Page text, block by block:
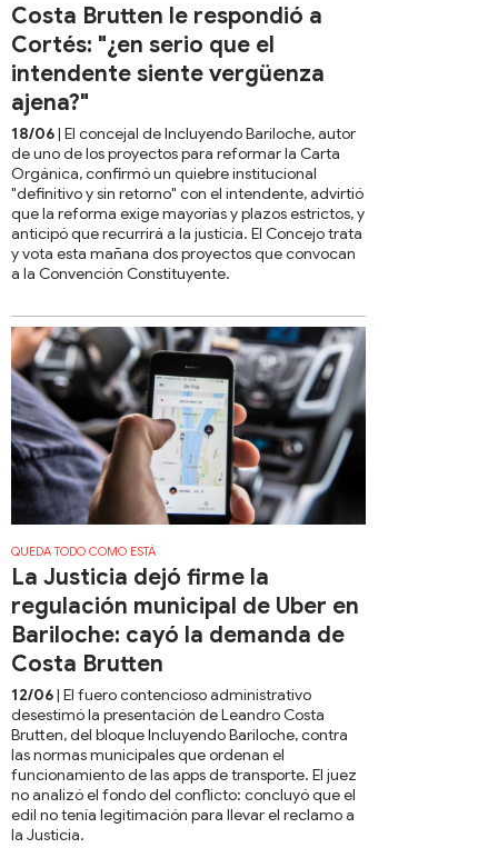
Costa Brutten le respondió a
Cortés: "¿en serio que el
intendente siente vergüenza
ajena?"
18/06| El concejal de Incluyendo Bariloche, autor
de uno de los proyectos para reformar la Carta
Orgánica, confirmó un quiebre institucional
"definitivo y sin retorno" con el intendente, advirtió
que la reforma exige mayorías y plazos estrictos, y
anticipó que recurrirá a la justicia. El Concejo trata
y vota esta mañana dos proyectos que convocan
a la Convención Constituyente.
QUEDA TODO COMO ESTÁ
La Justicia dejó firme la
regulación municipal de Uber en
Bariloche: cayó la demanda de
Costa Brutten
12/06| El fuero contencioso administrativo
desestimó la presentación de Leandro Costa
Brutten, del bloque Incluyendo Bariloche, contra
las normas municipales que ordenan el
funcionamiento de las apps de transporte. El juez
no analizó el fondo del conflicto: concluyó que el
edil no tenía legitimación para llevar el reclamo a
la Justicia.